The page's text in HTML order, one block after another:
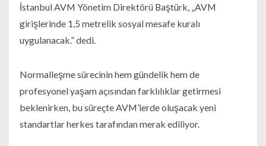
İstanbul AVM Yönetim Direktörü Baştürk, „AVM
girişlerinde 1,5 metrelik sosyal mesafe kuralı
uygulanacak.” dedi.
Normalleşme sürecinin hem gündelik hem de
profesyonel yaşam açısından farklılıklar getirmesi
beklenirken, bu süreçte AVM’lerde oluşacak yeni
standartlar herkes tarafından merak ediliyor.